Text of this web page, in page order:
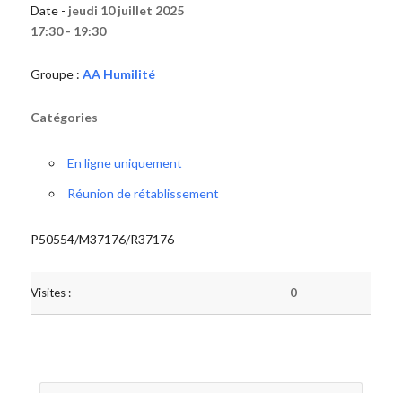
Date - jeudi 10 juillet 2025
17:30 - 19:30
Groupe : AA Humilité
Catégories
En ligne uniquement
Réunion de rétablissement
P50554/M37176/R37176
Visites : 0